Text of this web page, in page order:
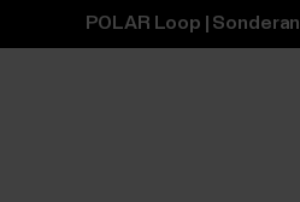
POLAR Loop |